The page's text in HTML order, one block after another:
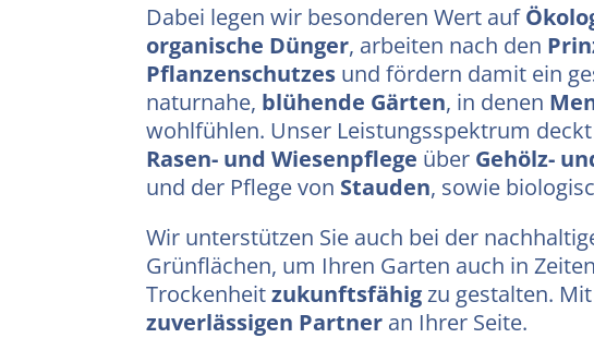
Dabei legen wir besonderen Wert auf
organische Dünger, arbeiten nach den
Pflanzenschutzes und fördern damit ein
naturnahe, blühende Gärten, in denen
wohlfühlen. Unser Leistungsspektrum
Rasen- und Wiesenpflege über Gehölz-
und der Pflege von Stauden, sowie
Wir unterstützen Sie auch bei der
Grünflächen, um Ihren Garten auch in
Trockenheitzukunftsfähigzu gestalten.
zuverlässigen Partner an Ihrer Seite.